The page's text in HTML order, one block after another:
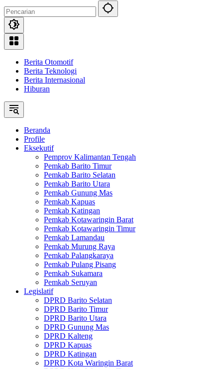
Berita Otomotif
Berita Teknologi
Berita Internasional
Hiburan
Beranda
Profile
Eksekutif
Pemprov Kalimantan Tengah
Pemkab Barito Timur
Pemkab Barito Selatan
Pemkab Barito Utara
Pemkab Gunung Mas
Pemkab Kapuas
Pemkab Katingan
Pemkab Kotawaringin Barat
Pemkab Kotawaringin Timur
Pemkab Lamandau
Pemkab Murung Raya
Pemkab Palangkaraya
Pemkab Pulang Pisang
Pemkab Sukamara
Pemkab Seruyan
Legislatif
DPRD Barito Selatan
DPRD Barito Timur
DPRD Barito Utara
DPRD Gunung Mas
DPRD Kalteng
DPRD Kapuas
DPRD Katingan
DPRD Kota Waringin Barat